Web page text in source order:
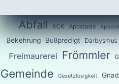
Abfall ACK Apostasie
Bekehrung Bußpredigt Darbysmus
Freimaurerei Frömmler
Gemeinde Gesetzlosigkeit